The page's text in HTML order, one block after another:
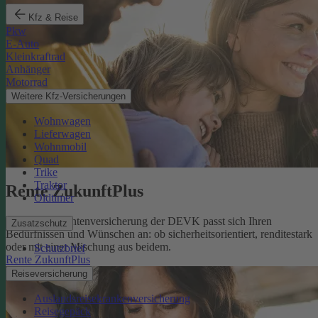
Kfz & Reise
Pkw
E-Auto
Kleinkraftrad
Anhänger
Motorrad
Weitere Kfz-Versicherungen
Wohnwagen
Lieferwagen
Wohnmobil
Quad
Trike
Traktor
Oldtimer
Zusatzschutz
Schutzbrief
Reiseversicherung
Auslandsreisekrankenversicherung
Reisegepäck
Rente ZukunftPlus
Die private Rentenversicherung der DEVK passt sich Ihren
Bedürfnissen und Wünschen an: ob sicherheitsorientiert, renditestark
oder mit einer Mischung aus beidem.
Rente ZukunftPlus